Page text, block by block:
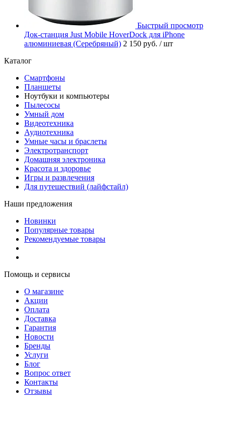
Быстрый просмотр
Док-станция Just Mobile HoverDock для iPhone
алюминиевая (Серебряный) 2 150 руб. / шт
Каталог
Смартфоны
Планшеты
Ноутбуки и компьютеры
Пылесосы
Умный дом
Видеотехника
Аудиотехника
Умные часы и браслеты
Электротранспорт
Домашняя электроника
Красота и здоровье
Игры и развлечения
Для путешествий (лайфстайл)
Наши предложения
Новинки
Популярные товары
Рекомендуемые товары
Помощь и сервисы
О магазине
Акции
Оплата
Доставка
Гарантия
Новости
Бренды
Услуги
Блог
Вопрос ответ
Контакты
Отзывы